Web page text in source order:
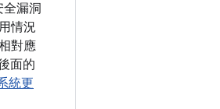
漏洞
情況
對應
面的
統更